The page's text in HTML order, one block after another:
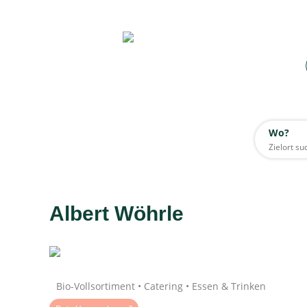
Wo?
Wo?
Daten werden geladen
Albert Wöhrle
Bio-Vollsortiment • Catering • Essen & Trinken